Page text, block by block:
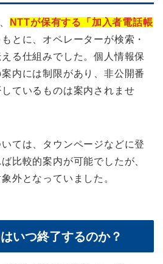
NTTが保有する「加入者電話帳
もとに、オペレーターが検索・
る仕組みでした。個人情報保
内には制限があり、非公開番
ているものは案内されませ
ては、タウンページなどに登
比較的案内が可能でしたが、
外となっていました。
いつ終了するのか？